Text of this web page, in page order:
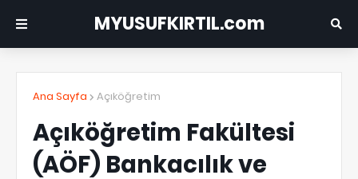
MYUSUFKIRTIL.com
Ana Sayfa Açıköğretim
Açıköğretim Fakültesi
(AÖF) Bankacılık ve